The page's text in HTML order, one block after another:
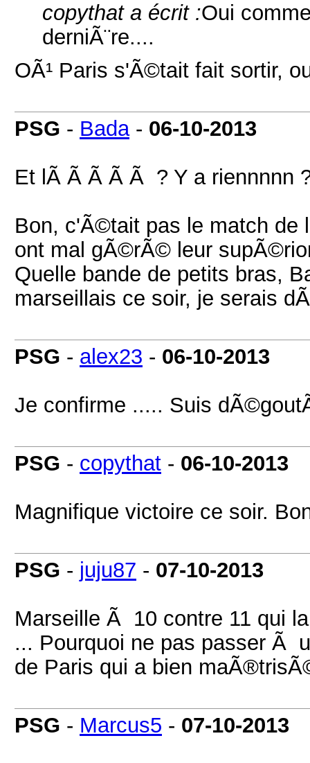
copythat a écrit :Oui
derniÃ¨re....
OÃ¹ Paris s'Ã©tait fait sortir,
PSG - Bada- 06-10-2013
Et lÃ Ã Ã Ã Ã ? Y a riennnnn
Bon, c'Ã©tait pas le match de
ont mal gÃ©rÃ© leur
Quelle bande de petits bras,
marseillais ce soir, je serais
PSG - alex23 - 06-10-2013
Je confirme ..... Suis
PSG - copythat - 06-10-2013
Magnifique victoire ce soir.
PSG - juju87 - 07-10-2013
Marseille Ã 10 contre 11 qui
... Pourquoi ne pas passer Ã
de Paris qui a bien
PSG - Marcus5 - 07-10-2013